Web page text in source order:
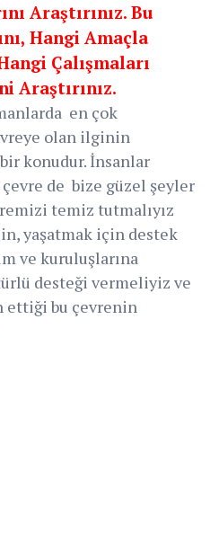
Araştırınız. Bu
Hangi Amaçla
Çalışmaları
Araştırınız.
en çok
olan ilginin
konudur. İnsanlar
de bize güzel şeyler
temiz tutmalıyız
yaşatmak için destek
ve kuruluşlarına
desteği vermeliyiz ve
ettiği bu çevrenin